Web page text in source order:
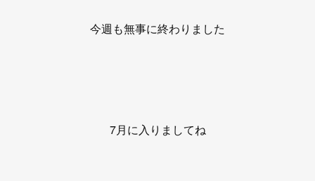
今週も無事に終わりました
7月に入りましてね